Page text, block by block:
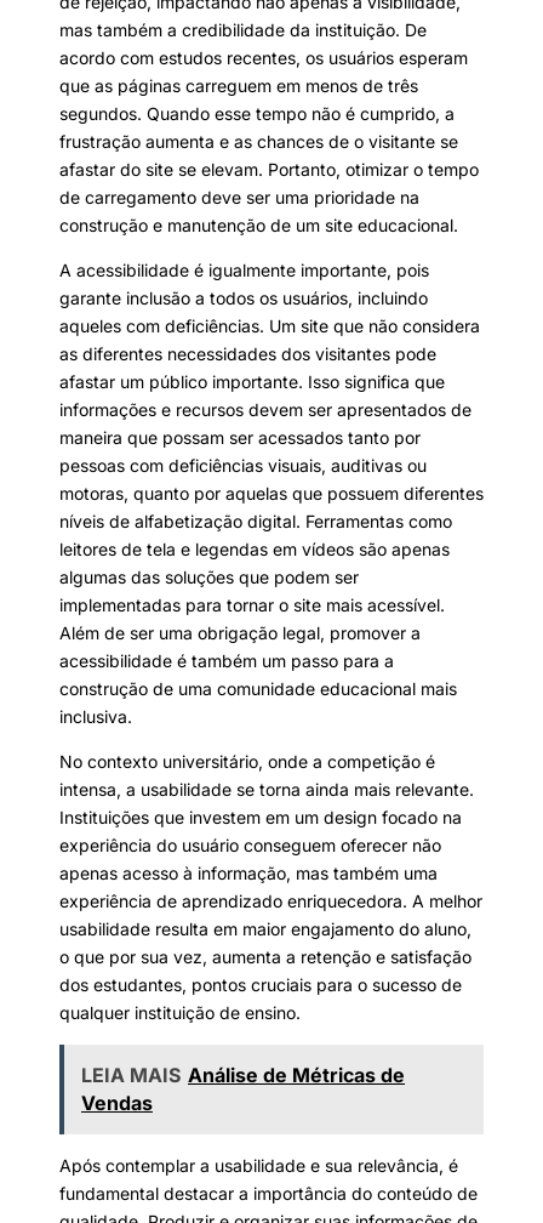
mas também a credibilidade da instituição. De
acordo com estudos recentes, os usuários esperam
que as páginas carreguem em menos de três
segundos. Quando esse tempo não é cumprido, a
frustração aumenta e as chances de o visitante se
afastar do site se elevam. Portanto, otimizar o tempo
de carregamento deve ser uma prioridade na
construção e manutenção de um site educacional.
A acessibilidade é igualmente importante, pois
garante inclusão a todos os usuários, incluindo
aqueles com deficiências. Um site que não considera
as diferentes necessidades dos visitantes pode
afastar um público importante. Isso significa que
informações e recursos devem ser apresentados de
maneira que possam ser acessados tanto por
pessoas com deficiências visuais, auditivas ou
motoras, quanto por aquelas que possuem diferentes
níveis de alfabetização digital. Ferramentas como
leitores de tela e legendas em vídeos são apenas
algumas das soluções que podem ser
implementadas para tornar o site mais acessível.
Além de ser uma obrigação legal, promover a
acessibilidade é também um passo para a
construção de uma comunidade educacional mais
inclusiva.
No contexto universitário, onde a competição é
intensa, a usabilidade se torna ainda mais relevante.
Instituições que investem em um design focado na
experiência do usuário conseguem oferecer não
apenas acesso à informação, mas também uma
experiência de aprendizado enriquecedora. A melhor
usabilidade resulta em maior engajamento do aluno,
o que por sua vez, aumenta a retenção e satisfação
dos estudantes, pontos cruciais para o sucesso de
qualquer instituição de ensino.
LEIA MAIS Análise de Métricas de
Vendas
Após contemplar a usabilidade e sua relevância, é
fundamental destacar a importância do conteúdo de